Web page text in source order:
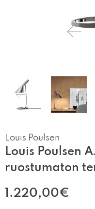
Louis Poulsen
Louis Poulsen
ruostumaton
1.220,00€